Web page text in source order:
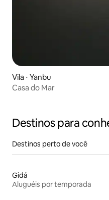
Vila ⋅ Yanbu
Casa do Mar
Destinos para
Destinos perto de você
Gidá
Aluguéis por temporada